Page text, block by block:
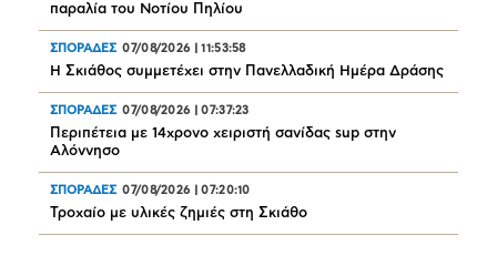
παραλία του Νοτίου Πηλίου
ΣΠΟΡΑΔΕΣ 07/08/2026 11:53:58
Η Σκιάθος συμμετέχει στην Πανελλαδική Ημέρα Δράσης
ΣΠΟΡΑΔΕΣ 07/08/2026 07:37:23
Περιπέτεια με 14χρονο χειριστή σανίδας sup στην
Αλόννησο
ΣΠΟΡΑΔΕΣ 07/08/2026 07:20:10
Τροχαίο με υλικές ζημιές στη Σκιάθο